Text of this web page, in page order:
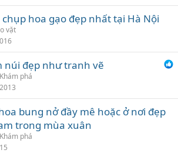
chụp hoa gạo đẹp nhất tại Hà Nội
vặt
núi đẹp như tranh vẽ
Khám phá
bung nở đầy mê hoặc ở nơi đẹp
trong mùa xuân
Khám phá